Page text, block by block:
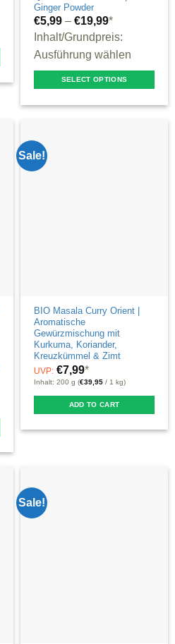
Ginger Powder
€5,99 –€19,99*
Inhalt/Grundpreis:
Ausführung wählen
SELECT OPTIONS
multiple
variants.
product
page
Sale!
BIO Masala Curry Orient |
Aromatische
Gewürzmischung mit
Kurkuma, Koriander,
Kreuzkümmel & Zimt
UVP: €7,99*
Inhalt: 200 g (€39,95 / 1 kg)
ADD TO CART
Sale!